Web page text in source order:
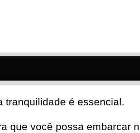
tranquilidade é essencial.
que você possa embarcar